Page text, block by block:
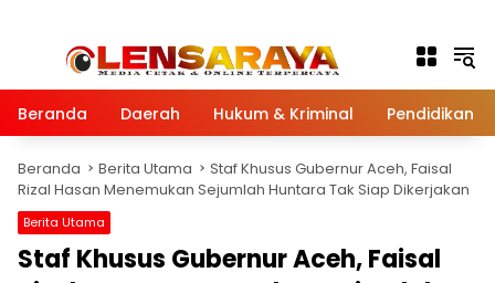
Beranda Daerah Hukum & Kriminal Pendidikan
Beranda Berita Utama
Staf Khusus Gubernur Aceh, Faisal
Rizal Hasan Menemukan Sejumlah Huntara Tak Siap Dikerjakan
Berita Utama
Staf Khusus Gubernur Aceh, Faisal